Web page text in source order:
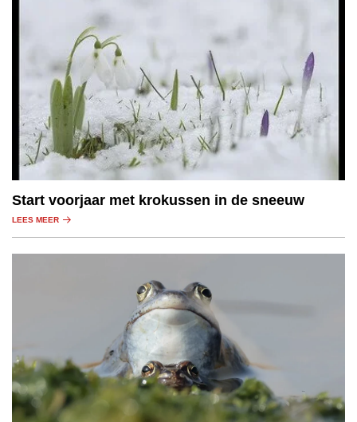
Start voorjaar met krokussen in de sneeuw
LEES MEER